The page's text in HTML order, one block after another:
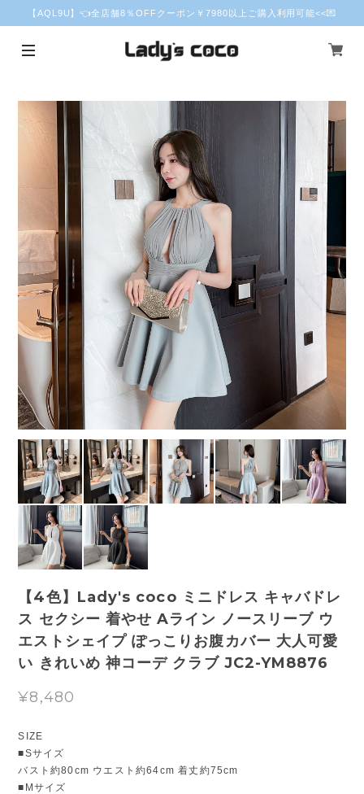
【AQL9U】👈全店舗8％OFFクーポン￥7980以上ご購入利用可能<<💌
【4色】Lady's coco ミニドレス キャバドレ
ス セクシー 着やせ Aライン ノースリーブ ウ
エストシェイプ ぽっこりお腹カバー 大人可愛
い きれいめ 神コーデ クラブ JC2-YM8876
¥8,480
SIZE
■Sサイズ
バスト約80cm ウエスト約64cm 着丈約75cm
■Mサイズ